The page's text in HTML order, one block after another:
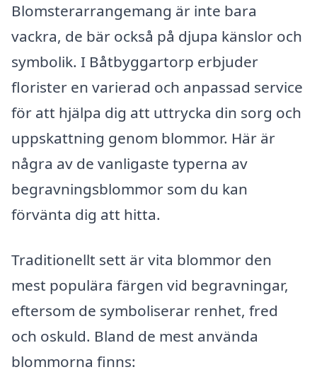
Blomsterarrangemang är inte bara
vackra, de bär också på djupa känslor och
symbolik. I Båtbyggartorp erbjuder
florister en varierad och anpassad service
för att hjälpa dig att uttrycka din sorg och
uppskattning genom blommor. Här är
några av de vanligaste typerna av
begravningsblommor som du kan
förvänta dig att hitta.
Traditionellt sett är vita blommor den
mest populära färgen vid begravningar,
eftersom de symboliserar renhet, fred
och oskuld. Bland de mest använda
blommorna finns: